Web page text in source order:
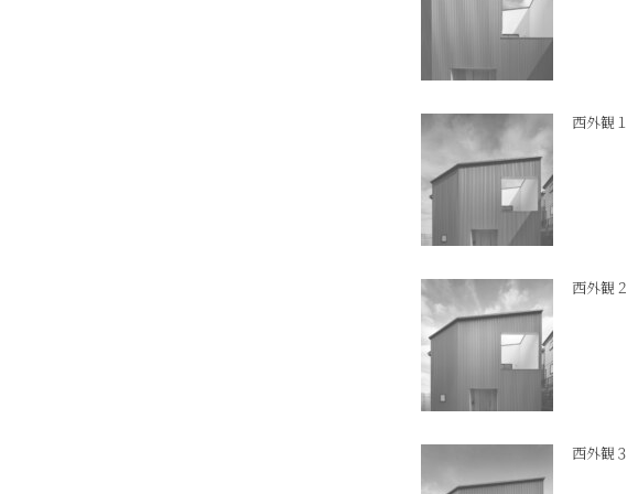
西外観１
西外観２
西外観３